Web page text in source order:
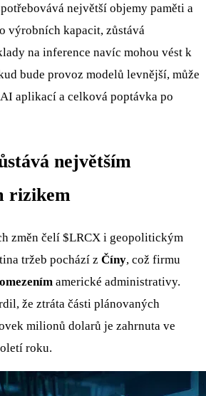
největší objemy paměti a
výrobních kapacit, zůstává
na inference navíc mohou vést k
bude provoz modelů levnější, může
aplikací a celková poptávka po
největším
rizikem
změn čelí $LRCX i geopolitickým
tržeb pochází z Číny, což firmu
omezením americké administrativy.
že ztráta části plánovaných
milionů dolarů je zahrnuta ve
roku.